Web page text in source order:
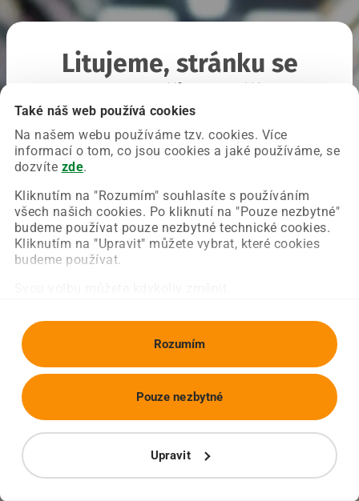
Také náš web používá cookies
Na našem webu používáme tzv. cookies. Více
informací o tom, co jsou cookies a jaké používáme, se
dozvíte zde.
Kliknutím na "Rozumím" souhlasíte s používáním
všech našich cookies. Po kliknutí na "Pouze nezbytné"
budeme používat pouze nezbytné technické cookies.
Kliknutím na "Upravit" můžete vybrat, které cookies
budeme používat.
Rozumím
Upravit
Pouze nezbytné
Litujeme, stránku se
Chyba nastala na naší straně a už ji opravujeme.
Zkuste prosím znovu načíst požadovanou stránku.
Obnovit stránku Úvodní strana